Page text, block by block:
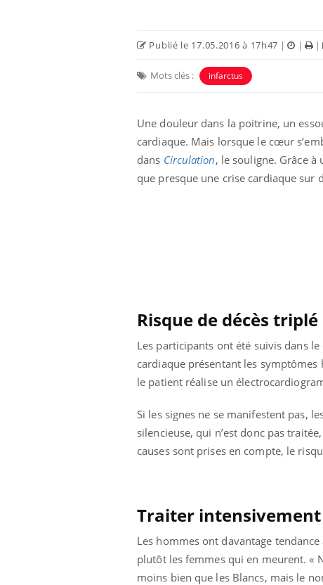
Publié le 17.05.2016 à 17h47 | | |
Mots clés : infarctus
Une douleur dans la poitrine, un
cardiaque. Mais lorsque le cœur
dans Circulation, le souligne. Grâce
que presque une crise cardiaque sur
Risque de décès triplé
Les participants ont été suivis dans
cardiaque présentant les
le patient réalise un
Si les signes ne se manifestent pas,
silencieuse, qui n’est donc pas
causes sont prises en compte, le
Traiter intensivement
Les hommes ont davantage
plutôt les femmes qui en meurent. «
moins bien que les Blancs, mais le
questions sur la maladie d'un proche c'est
...